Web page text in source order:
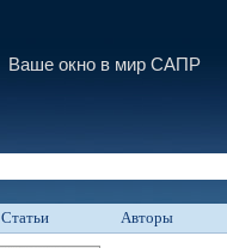
Ваше окно в мир САПР
Статьи Авторы